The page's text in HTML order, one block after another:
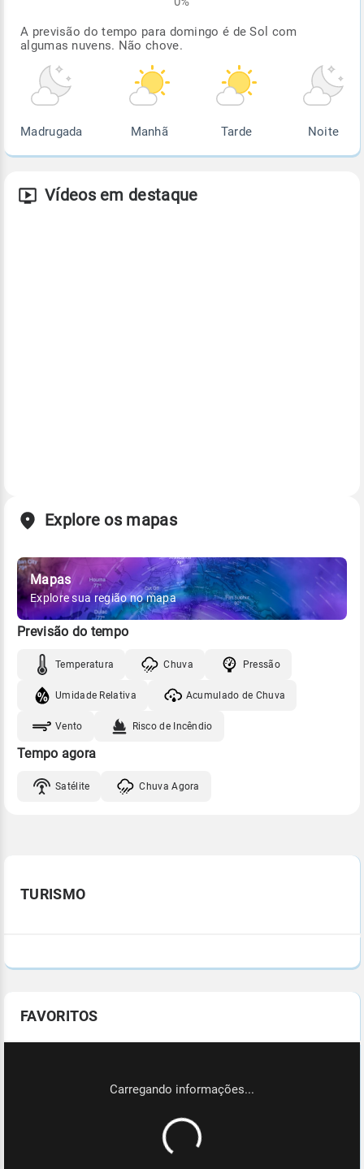
A previsão do tempo para domingo é de Sol com
algumas nuvens. Não chove.
Madrugada Manhã Tarde Noite
Vídeos em destaque
Explore os mapas
Mapas
Explore sua região no mapa
Previsão do tempo
Temperatura Chuva Pressão
Umidade Relativa Acumulado de Chuva
Vento Risco de Incêndio
Tempo agora
Satélite Chuva Agora
TURISMO
FAVORITOS